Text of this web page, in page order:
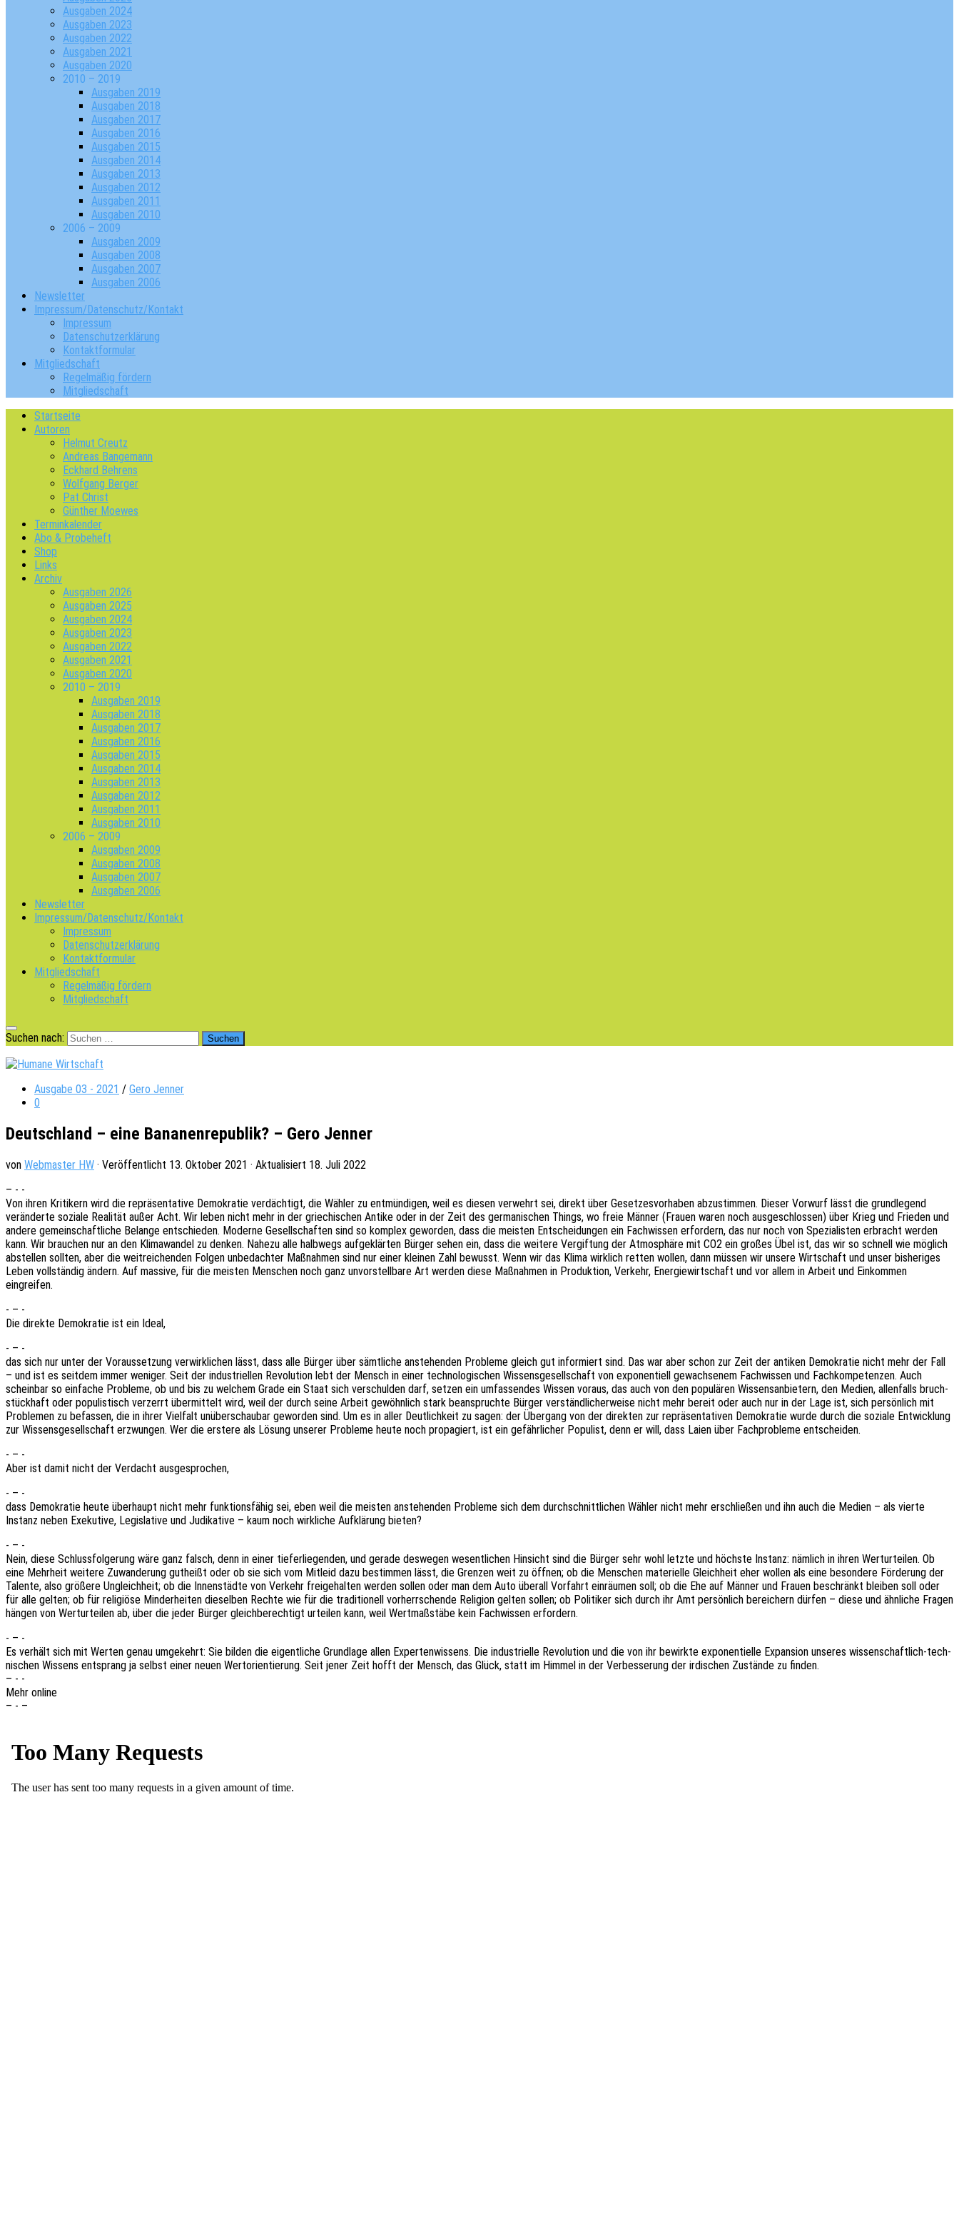
Ausgaben 2024
Ausgaben 2023
Ausgaben 2022
Ausgaben 2021
Ausgaben 2020
2010 – 2019
Ausgaben 2019
Ausgaben 2018
Ausgaben 2017
Ausgaben 2016
Ausgaben 2015
Ausgaben 2014
Ausgaben 2013
Ausgaben 2012
Ausgaben 2011
Ausgaben 2010
2006 – 2009
Ausgaben 2009
Ausgaben 2008
Ausgaben 2007
Ausgaben 2006
Newsletter
Impressum/Datenschutz/Kontakt
Impressum
Datenschutzerklärung
Kontaktformular
Mitgliedschaft
Regelmäßig fördern
Mitgliedschaft
Startseite
Autoren
Helmut Creutz
Andreas Bangemann
Eckhard Behrens
Wolfgang Berger
Pat Christ
Günther Moewes
Terminkalender
Abo & Probeheft
Shop
Links
Archiv
Ausgaben 2026
Ausgaben 2025
Ausgaben 2024
Ausgaben 2023
Ausgaben 2022
Ausgaben 2021
Ausgaben 2020
2010 – 2019
Ausgaben 2019
Ausgaben 2018
Ausgaben 2017
Ausgaben 2016
Ausgaben 2015
Ausgaben 2014
Ausgaben 2013
Ausgaben 2012
Ausgaben 2011
Ausgaben 2010
2006 – 2009
Ausgaben 2009
Ausgaben 2008
Ausgaben 2007
Ausgaben 2006
Newsletter
Impressum/Datenschutz/Kontakt
Impressum
Datenschutzerklärung
Kontaktformular
Mitgliedschaft
Regelmäßig fördern
Mitgliedschaft
Suchen nach:
Ausgabe 03 - 2021 / Gero Jenner
0
Deutschland – eine Bananenrepublik? – Gero Jenner
von Webmaster HW · Veröffentlicht 13. Oktober 2021 · Aktualisiert 18. Juli 2022
– - -
Von ihren Kriti­kern wird die reprä­sen­ta­ti­ve Demo­kra­tie verdäch­tigt, die Wähler zu entmün­di­gen, weil es diesen verwehrt sei, direkt über Geset­zes­vor­ha­ben abzu­stim­men. Dieser Vorwurf lässt die grund­le­gend
verän­der­te sozia­le Reali­tät außer Acht. Wir leben nicht mehr in der grie­chi­schen Antike oder in der Zeit des germa­ni­schen Things, wo freie Männer (Frauen waren noch ausge­schlos­sen) über Krieg und Frie­den und
andere gemein­schaft­li­che Belan­ge entschie­den. Moder­ne Gesell­schaf­ten sind so komplex gewor­den, dass die meis­ten Entschei­dun­gen ein Fach­wis­sen erfor­dern, das nur noch von Spezia­lis­ten erbracht werden
kann. Wir brau­chen nur an den Klima­wan­del zu denken. Nahezu alle halb­wegs aufge­klär­ten Bürger sehen ein, dass die weite­re Vergif­tung der Atmo­sphä­re mit CO2 ein großes Übel ist, das wir so schnell wie möglich
abstel­len soll­ten, aber die weit­rei­chen­den Folgen unbe­dach­ter Maßnah­men sind nur einer klei­nen Zahl bewusst. Wenn wir das Klima wirk­lich retten wollen, dann müssen wir unsere Wirt­schaft und unser bishe­ri­ges
Leben voll­stän­dig ändern. Auf massi­ve, für die meis­ten Menschen noch ganz unvor­stell­ba­re Art werden diese Maßnah­men in Produk­ti­on, Verkehr, Ener­gie­wirt­schaft und vor allem in Arbeit und Einkom­men
eingreifen.
- – -
Die direk­te Demo­kra­tie ist ein Ideal,
- – -
das sich nur unter der Voraus­set­zung verwirk­li­chen lässt, dass alle Bürger über sämt­li­che anste­hen­den Proble­me gleich gut infor­miert sind. Das war aber schon zur Zeit der anti­ken Demo­kra­tie nicht mehr der Fall
– und ist es seit­dem immer weni­ger. Seit der indus­tri­el­len Revo­lu­ti­on lebt der Mensch in einer tech­no­lo­gi­schen Wissens­ge­sell­schaft von expo­nen­ti­ell gewach­se­nem Fach­wis­sen und Fach­kom­pe­ten­zen. Auch
schein­bar so einfa­che Proble­me, ob und bis zu welchem Grade ein Staat sich verschul­den darf, setzen ein umfas­sen­des Wissen voraus, das auch von den popu­lä­ren Wissens­an­bie­tern, den Medien, allen­falls bruch­
stück­haft oder popu­lis­tisch verzerrt über­mit­telt wird, weil der durch seine Arbeit gewöhn­lich stark bean­spruch­te Bürger verständ­li­cher­wei­se nicht mehr bereit oder auch nur in der Lage ist, sich persön­lich mit
Proble­men zu befas­sen, die in ihrer Viel­falt unüber­schau­bar gewor­den sind. Um es in aller Deut­lich­keit zu sagen: der Über­gang von der direk­ten zur reprä­sen­ta­ti­ven Demo­kra­tie wurde durch die sozia­le Entwick­lung
zur Wissens­ge­sell­schaft erzwun­gen. Wer die erste­re als Lösung unse­rer Proble­me heute noch propa­giert, ist ein gefähr­li­cher Popu­list, denn er will, dass Laien über Fach­pro­ble­me entscheiden.
- – -
Aber ist damit nicht der Verdacht ausgesprochen,
- – -
dass Demo­kra­tie heute über­haupt nicht mehr funk­ti­ons­fä­hig sei, eben weil die meis­ten anste­hen­den Proble­me sich dem durch­schnitt­li­chen Wähler nicht mehr erschlie­ßen und ihn auch die Medien – als vierte
Instanz neben Exeku­ti­ve, Legis­la­ti­ve und Judi­ka­ti­ve – kaum noch wirk­li­che Aufklä­rung bieten?
- – -
Nein, diese Schluss­fol­ge­rung wäre ganz falsch, denn in einer tiefer­lie­gen­den, und gerade deswe­gen wesent­li­chen Hinsicht sind die Bürger sehr wohl letzte und höchs­te Instanz: nämlich in ihren Wert­ur­tei­len. Ob
eine Mehr­heit weite­re Zuwan­de­rung gutheißt oder ob sie sich vom Mitleid dazu bestim­men lässt, die Gren­zen weit zu öffnen; ob die Menschen mate­ri­el­le Gleich­heit eher wollen als eine beson­de­re Förde­rung der
Talen­te, also größe­re Ungleich­heit; ob die Innen­städ­te von Verkehr frei­ge­hal­ten werden sollen oder man dem Auto über­all Vorfahrt einräu­men soll; ob die Ehe auf Männer und Frauen beschränkt blei­ben soll oder
für alle gelten; ob für reli­giö­se Minder­hei­ten diesel­ben Rechte wie für die tradi­tio­nell vorherr­schen­de Reli­gi­on gelten sollen; ob Poli­ti­ker sich durch ihr Amt persön­lich berei­chern dürfen – diese und ähnli­che Fragen
hängen von Wert­ur­tei­len ab, über die jeder Bürger gleich­be­rech­tigt urtei­len kann, weil Wert­maß­stä­be kein Fach­wis­sen erfordern.
- – -
Es verhält sich mit Werten genau umge­kehrt: Sie bilden die eigent­li­che Grund­la­ge allen Exper­ten­wis­sens. Die indus­tri­el­le Revo­lu­ti­on und die von ihr bewirk­te expo­nen­ti­el­le Expan­si­on unse­res wissen­schaft­lich-tech­
ni­schen Wissens entsprang ja selbst einer neuen Wert­ori­en­tie­rung. Seit jener Zeit hofft der Mensch, das Glück, statt im Himmel in der Verbes­se­rung der irdi­schen Zustän­de zu finden.
– - -
Mehr online
– - –